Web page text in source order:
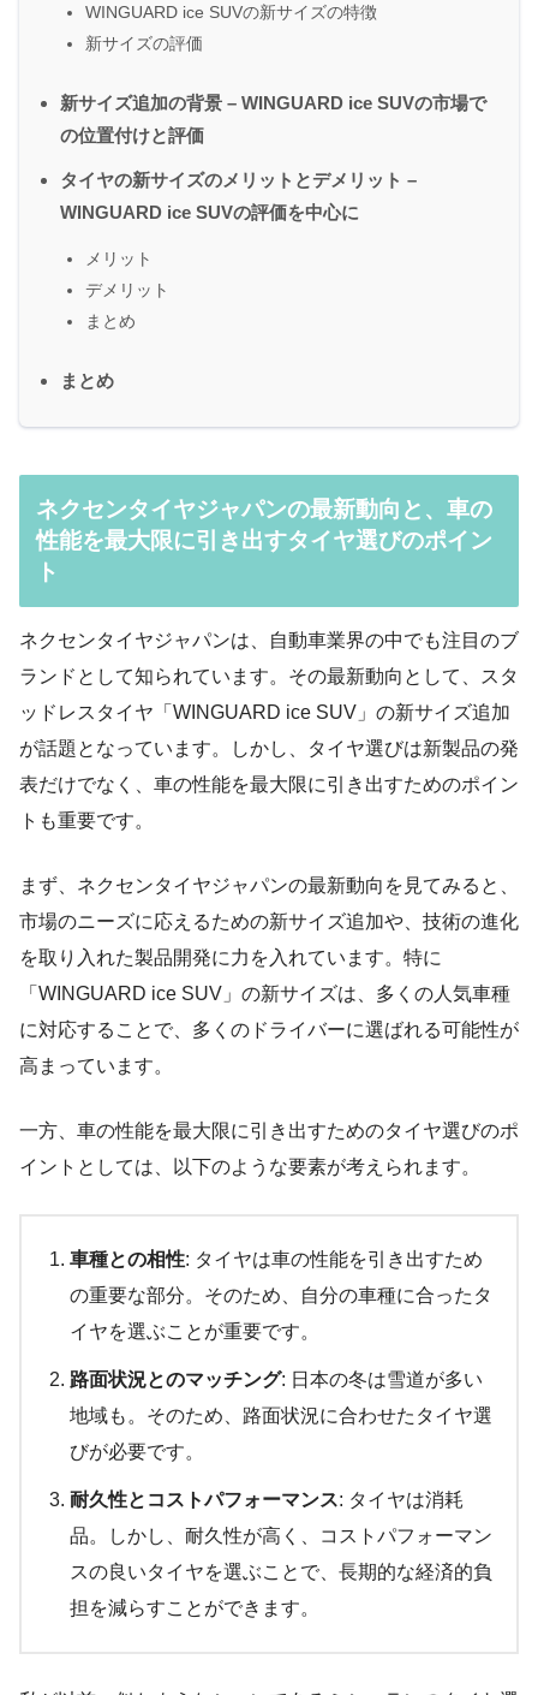
WINGUARD ice SUVの新サイズの特徴
新サイズの評価
新サイズ追加の背景 – WINGUARD ice SUVの市場で
の位置付けと評価
タイヤの新サイズのメリットとデメリット –
WINGUARD ice SUVの評価を中心に
メリット
デメリット
まとめ
まとめ
ネクセンタイヤジャパンの最新動向と、車の
性能を最大限に引き出すタイヤ選びのポイン
ト
ネクセンタイヤジャパンは、自動車業界の中でも注目のブ
ランドとして知られています。その最新動向として、スタ
ッドレスタイヤ「WINGUARD ice SUV」の新サイズ追加
が話題となっています。しかし、タイヤ選びは新製品の発
表だけでなく、車の性能を最大限に引き出すためのポイン
トも重要です。
まず、ネクセンタイヤジャパンの最新動向を見てみると、
市場のニーズに応えるための新サイズ追加や、技術の進化
を取り入れた製品開発に力を入れています。特に
「WINGUARD ice SUV」の新サイズは、多くの人気車種
に対応することで、多くのドライバーに選ばれる可能性が
高まっています。
一方、車の性能を最大限に引き出すためのタイヤ選びのポ
イントとしては、以下のような要素が考えられます。
車種との相性: タイヤは車の性能を引き出すため
の重要な部分。そのため、自分の車種に合ったタ
イヤを選ぶことが重要です。
路面状況とのマッチング: 日本の冬は雪道が多い
地域も。そのため、路面状況に合わせたタイヤ選
びが必要です。
耐久性とコストパフォーマンス: タイヤは消耗
品。しかし、耐久性が高く、コストパフォーマン
スの良いタイヤを選ぶことで、長期的な経済的負
担を減らすことができます。